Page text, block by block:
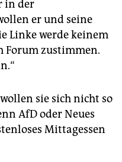
in der
er und seine
Linke werde keinem
Forum zustimmen.
sie sich nicht so
AfD oder Neues
Mittagessen